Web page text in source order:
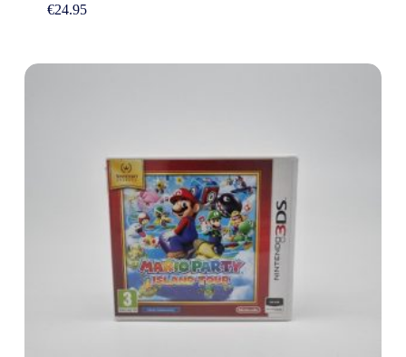
€24.95